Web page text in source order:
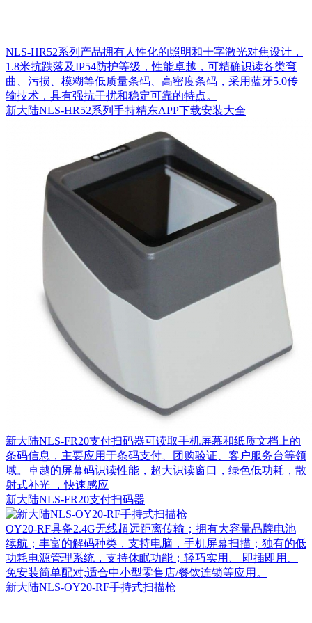
NLS-HR52系列产品拥有人性化的照明和十字激光对焦设计，
1.8米抗跌落及IP54防护等级，性能卓越，可精确识读各类弯
曲、污损、模糊等低质量条码、高密度条码，采用蓝牙5.0传
输技术，具有强抗干扰和稳定可靠的特点。
新大陆NLS-HR52系列手持精东APP下载安装大全
新大陆NLS-FR20支付扫码器可读取手机屏幕和纸质文档上的
条码信息，主要应用于条码支付、团购验证、客户服务台等领
域。卓越的屏幕码识读性能，超大识读窗口，绿色低功耗，散
射式补光 ，快速感应
新大陆NLS-FR20支付扫码器
OY20-RF具备2.4G无线超远距离传输；拥有大容量品牌电池
续航；丰富的解码种类，支持电脑，手机屏幕扫描；独有的低
功耗电源管理系统，支持休眠功能；轻巧实用、 即插即用、
免安装简单配对;适合中小型零售店/餐饮连锁等应用。
新大陆NLS-OY20-RF手持式扫描枪